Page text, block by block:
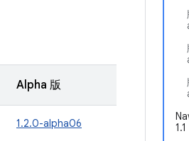
1.1
Alpha 版
1.2.0-alpha06